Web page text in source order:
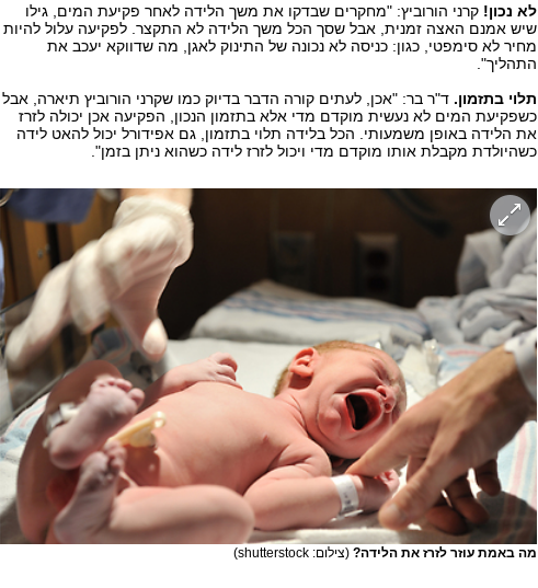
לא נכון! קרני הורוביץ: "מחקרים שבדקו את משך הלידה לאחר פקיעת המים, גילו
שיש אמנם האצה זמנית, אבל שסך הכל משך הלידה לא התקצר. לפקיעה עלול להיות
מחיר לא סימפטי, כגון: כניסה לא נכונה של התינוק לאגן, מה שדווקא יעכב את
התהליך".
תלוי בתזמון. ד"ר בר: "אכן, לעתים קורה הדבר בדיוק כמו שקרני הורוביץ תיארה, אבל
כשפקיעת המים לא נעשית מוקדם מדי אלא בתזמון הנכון, הפקיעה אכן יכולה לזרז
את הלידה באופן משמעותי. הכל בלידה תלוי בתזמון, גם אפידורל יכול להאט לידה
כשהיולדת מקבלת אותו מוקדם מדי ויכול לזרז לידה כשהוא ניתן בזמן".
מה באמת עוזר לזרז את הלידה? (צילום: shutterstock)